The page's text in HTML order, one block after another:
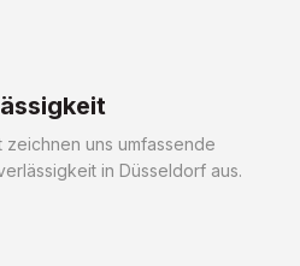
zeichnen uns umfassende
in Düsseldorf aus.